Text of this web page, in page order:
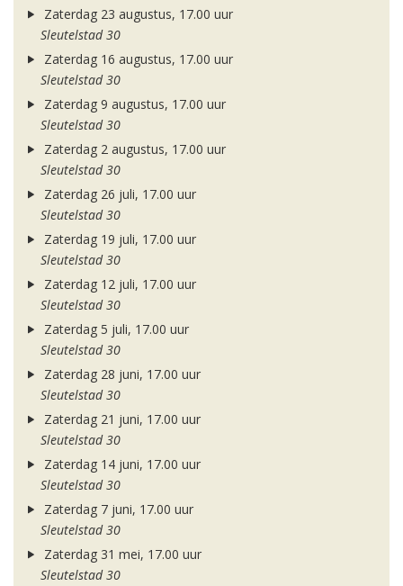
Zaterdag 23 augustus, 17.00 uur
Sleutelstad 30
Zaterdag 16 augustus, 17.00 uur
Sleutelstad 30
Zaterdag 9 augustus, 17.00 uur
Sleutelstad 30
Zaterdag 2 augustus, 17.00 uur
Sleutelstad 30
Zaterdag 26 juli, 17.00 uur
Sleutelstad 30
Zaterdag 19 juli, 17.00 uur
Sleutelstad 30
Zaterdag 12 juli, 17.00 uur
Sleutelstad 30
Zaterdag 5 juli, 17.00 uur
Sleutelstad 30
Zaterdag 28 juni, 17.00 uur
Sleutelstad 30
Zaterdag 21 juni, 17.00 uur
Sleutelstad 30
Zaterdag 14 juni, 17.00 uur
Sleutelstad 30
Zaterdag 7 juni, 17.00 uur
Sleutelstad 30
Zaterdag 31 mei, 17.00 uur
Sleutelstad 30